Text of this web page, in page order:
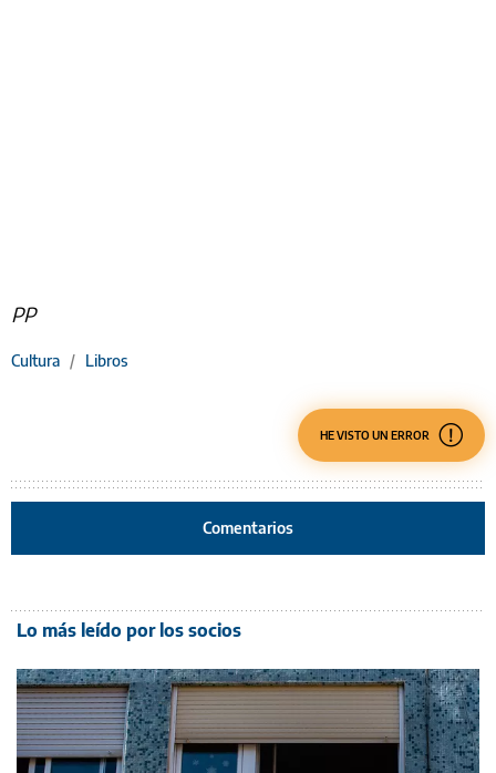
PP
Cultura / Libros
HE VISTO UN ERROR
Comentarios
Lo más leído por los socios